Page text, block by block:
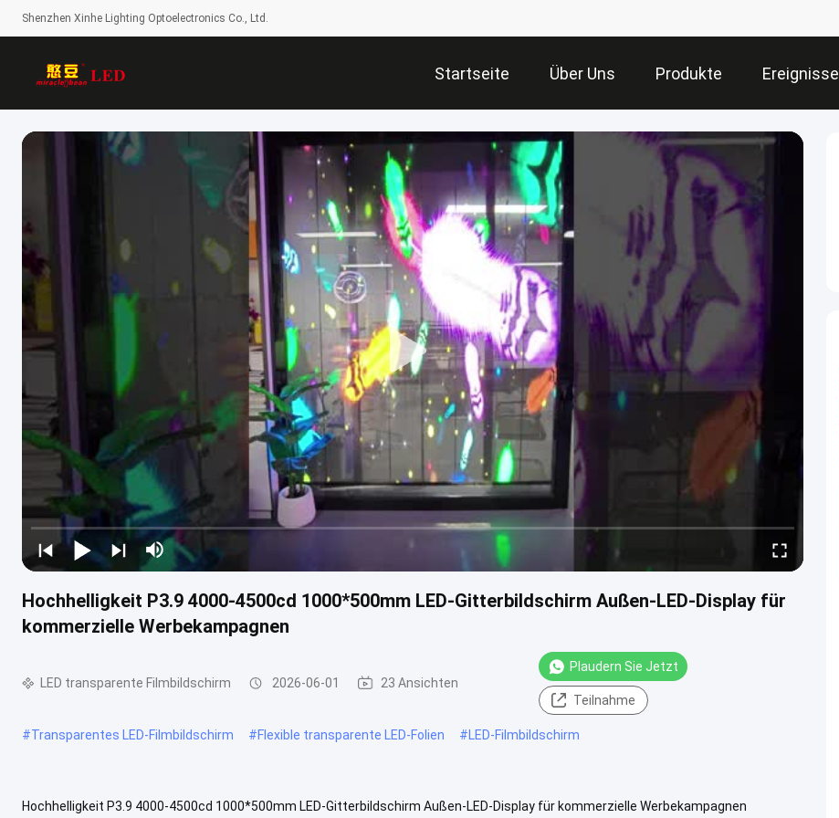
Shenzhen Xinhe Lighting Optoelectronics Co., Ltd.
Startseite Über Uns Produkte Ereignisse
Hochhelligkeit P3.9 4000-4500cd 1000*500mm LED-Gitterbildschirm Außen-LED-Display für
kommerzielle Werbekampagnen
LED transparente Filmbildschirm 2026-06-01 23 Ansichten
Plaudern Sie Jetzt
Teilnahme
#Transparentes LED-Filmbildschirm #Flexible transparente LED-Folien #LED-Filmbildschirm
Hochhelligkeit P3.9 4000-4500cd 1000*500mm LED-Gitterbildschirm Außen-LED-Display für kommerzielle Werbekampagnen